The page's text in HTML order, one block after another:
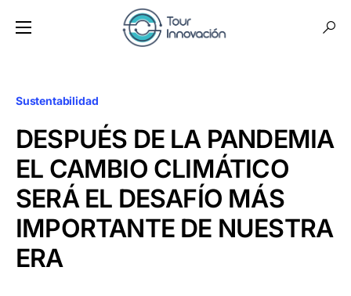
Sustentabilidad
DESPUÉS DE LA PANDEMIA
EL CAMBIO CLIMÁTICO
SERÁ EL DESAFÍO MÁS
IMPORTANTE DE NUESTRA
ERA